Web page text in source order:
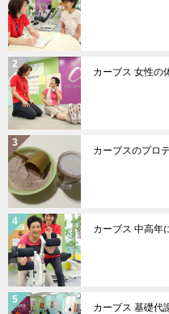
カーブス 女性の
カーブスのプロ
カーブス 中高年
カーブス 基礎代